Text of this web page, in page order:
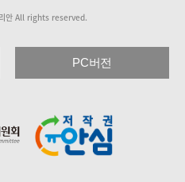
안 All rights reserved.
PC버전